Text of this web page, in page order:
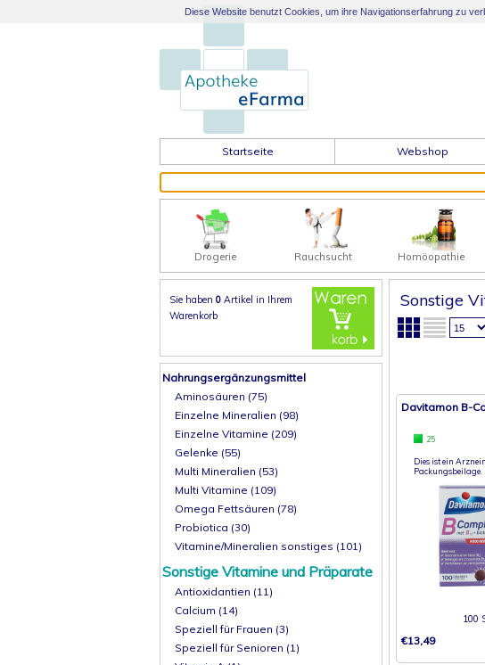
Startseite Webshop
Drogerie Rauchsucht Homöopathie
Sie haben 0 Artikel in Ihrem
Warenkorb
Nahrungsergänzungsmittel
Aminosäuren (75)
Einzelne Mineralien (98)
Einzelne Vitamine (209)
Gelenke (55)
Multi Mineralien (53)
Multi Vitamine (109)
Omega Fettsäuren (78)
Probiotica (30)
Vitamine/Mineralien sonstiges (101)
Sonstige Vitamine und Präparate
Antioxidantien (11)
Calcium (14)
Speziell für Frauen (3)
Speziell für Senioren (1)
Sonstige
Davitamon B-
25
Dies ist ein
Packungsbeilage.
100
€13,49
Diese Website benutzt Cookies, um ihre Navigationserfahrung zu